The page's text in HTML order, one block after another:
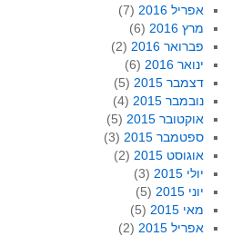
אפריל 2016
(7)
מרץ 2016
(6)
פברואר 2016
(2)
ינואר 2016
(6)
דצמבר 2015
(5)
נובמבר 2015
(4)
אוקטובר 2015
(5)
ספטמבר 2015
(3)
אוגוסט 2015
(2)
יולי 2015
(3)
יוני 2015
(5)
מאי 2015
(5)
אפריל 2015
(2)